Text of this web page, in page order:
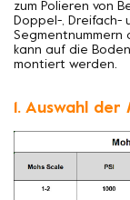
zum Polieren von
Doppel-, Dreifach-
Segmentnummern
kann auf die
montiert werden.
1. Auswahl